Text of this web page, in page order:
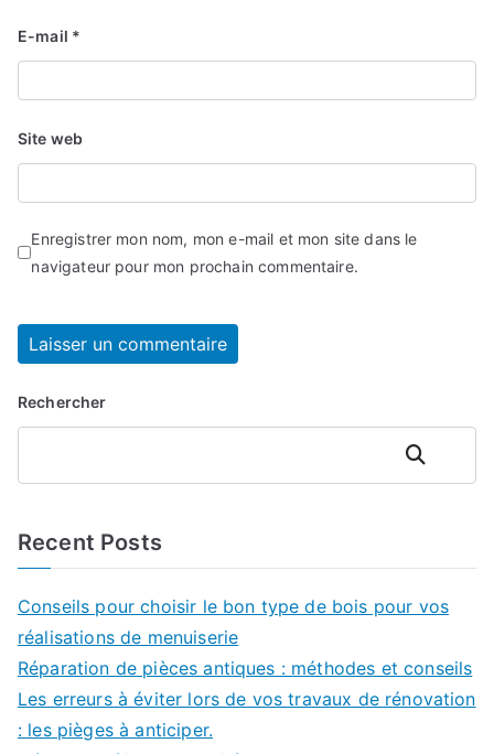
E-mail *
Site web
Enregistrer mon nom, mon e-mail et mon site dans le
navigateur pour mon prochain commentaire.
Rechercher
Rechercher
Recent Posts
Conseils pour choisir le bon type de bois pour vos
réalisations de menuiserie
Réparation de pièces antiques : méthodes et conseils
Les erreurs à éviter lors de vos travaux de rénovation
: les pièges à anticiper.